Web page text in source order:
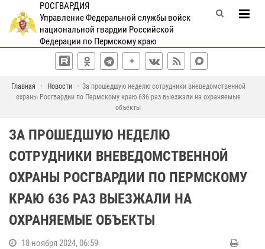
РОСГВАРДИЯ
Управление Федеральной службы войск
национальной гвардии Российской
Федерации по Пермскому краю
Главная Новости
За прошедшую неделю сотрудники вневедомственной
охраны Росгвардии по Пермскому краю 636 раз выезжали на охраняемые
объекты
ЗА ПРОШЕДШУЮ НЕДЕЛЮ
СОТРУДНИКИ ВНЕВЕДОМСТВЕННОЙ
ОХРАНЫ РОСГВАРДИИ ПО ПЕРМСКОМУ
КРАЮ 636 РАЗ ВЫЕЗЖАЛИ НА
ОХРАНЯЕМЫЕ ОБЪЕКТЫ
18 ноября 2024, 06:59